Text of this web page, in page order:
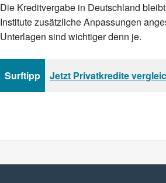
Die Kreditvergabe in Deutschland
Institute zusätzliche Anpassungen
Unterlagen sind wichtiger denn je.
Surftipp Jetzt Privatkredite